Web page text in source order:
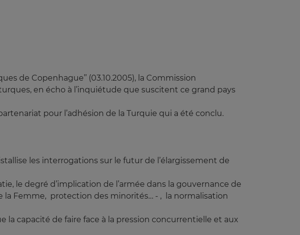
de Copenhague’’ (03.10.2005), la Commission
en écho à l’inquiétude que suscitent ce grand pays
pour l’adhésion de la Turquie qui a été conclu.
les interrogations sur le futur de l’élargissement de
le degré d’implication de l’armée dans la gouvernance de
la Femme, protection des minorités… - , la normalisation
capacité de faire face à la pression concurrentielle et aux